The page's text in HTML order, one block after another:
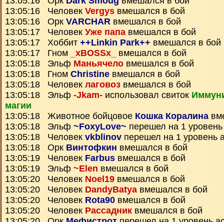
13:05:16 Человек Vergys вмешался в бой
13:05:16 Орк VARCHAR вмешался в бой
13:05:17 Человек Уже папавмешался в бой
13:05:17 Хоббит ++Linkin Park++ вмешался в бой
13:05:17 Гном
_xBOSSx_
вмешался в бой
13:05:18 Эльф Маньячело вмешался в бой
13:05:18 Гном Christine вмешался в бой
13:05:18 Человек лаговоз вмешался в бой
13:05:18 Эльф -Jkam- использовал свиток
магии
13:05:18 Животное бойцовое Кошка Коралина
13:05:18 Эльф ~FoxyLove~ перешел на 1
13:05:18 Человек vkblinov перешел на 1 уровень
13:05:18 Орк Винтофкин вмешался в бой
13:05:19 Человек Farbus вмешался в бой
13:05:19 Эльф ~Elen вмешался в бой
13:05:20 Человек Noel19 вмешался в бой
13:05:20 Человек DandyBatyaвмешался в бой
13:05:20 Человек Rota90 вмешался в бой
13:05:20 Человек Рассадник вмешался в бой